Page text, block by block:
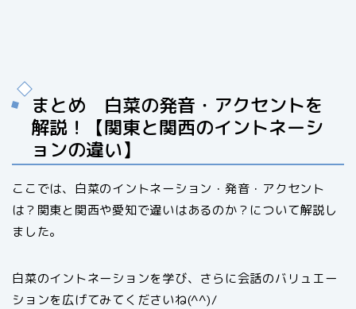
まとめ 白菜の発音・アクセントを
解説！【関東と関西のイントネーシ
ョンの違い】
ここでは、白菜のイントネーション・発音・アクセント
は？関東と関西や愛知で違いはあるのか？について解説し
ました。
白菜のイントネーションを学び、さらに会話のバリュエー
ションを広げてみてくださいね(^^)/